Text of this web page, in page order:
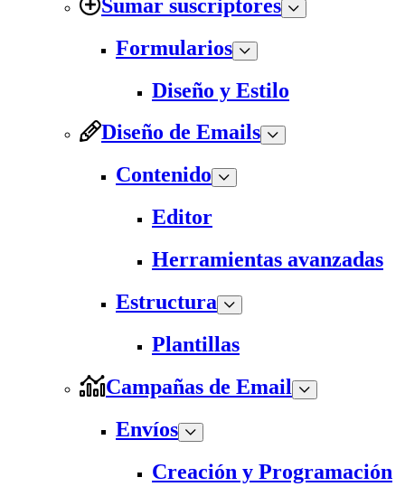
Sumar suscriptores
Formularios
Diseño y Estilo
Diseño de Emails
Contenido
Editor
Herramientas avanzadas
Estructura
Plantillas
Campañas de Email
Envíos
Creación y Programación